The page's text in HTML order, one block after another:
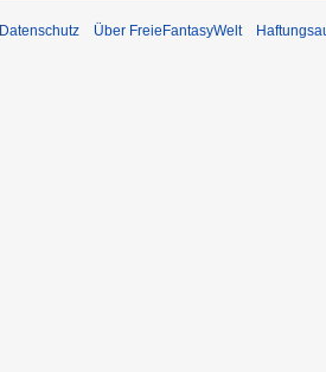
Datenschutz Über FreieFantasyWelt